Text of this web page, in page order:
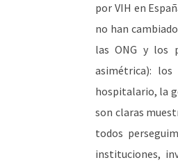
por VIH en
no han
las ONG y los
asimétrica):
hospitalario, la
son claras
todos
instituciones,